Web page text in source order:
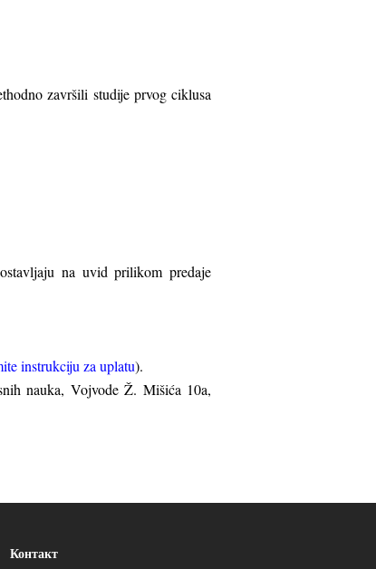
završili studije prvog ciklusa
na uvid prilikom predaje
instrukciju za uplatu).
nauka, Vojvode Ž. Mišića 10a,
Контакт